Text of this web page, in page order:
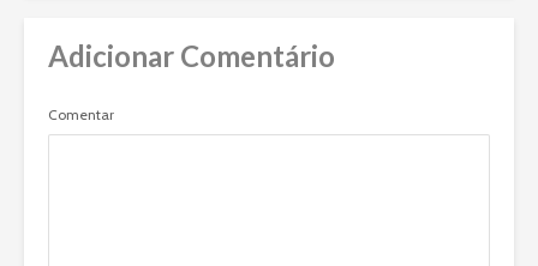
Adicionar Comentário
Comentar